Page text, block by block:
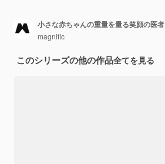
小さな赤ちゃんの重量を量る笑顔の医者
magnific
このシリーズの他の作品全てを見る